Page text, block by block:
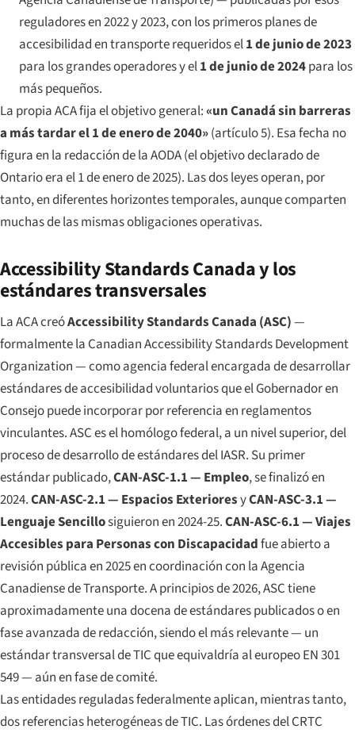
reguladores en 2022 y 2023, con los primeros planes de
accesibilidad en transporte requeridos el1 de junio de 2023
para los grandes operadores y el1 de junio de 2024para los
más pequeños.
La propia ACA fija el objetivo general:«un Canadá sin barreras
a más tardar el 1 de enero de 2040»(artículo 5). Esa fecha no
figura en la redacción de la AODA (el objetivo declarado de
Ontario era el 1 de enero de 2025). Las dos leyes operan, por
tanto, en diferentes horizontes temporales, aunque comparten
muchas de las mismas obligaciones operativas.
Accessibility Standards Canada y los
estándares transversales
La ACA creóAccessibility Standards Canada (ASC)—
formalmente la Canadian Accessibility Standards Development
Organization — como agencia federal encargada de desarrollar
estándares de accesibilidad voluntarios que el Gobernador en
Consejo puede incorporar por referencia en reglamentos
vinculantes. ASC es el homólogo federal, a un nivel superior, del
proceso de desarrollo de estándares del IASR. Su primer
estándar publicado,CAN-ASC-1.1 — Empleo, se finalizó en
2024.CAN-ASC-2.1 — Espacios ExterioresyCAN-ASC-3.1 —
Lenguaje Sencillosiguieron en 2024-25.CAN-ASC-6.1 — Viajes
Accesibles para Personas con Discapacidadfue abierto a
revisión pública en 2025 en coordinación con la Agencia
Canadiense de Transporte. A principios de 2026, ASC tiene
aproximadamente una docena de estándares publicados o en
fase avanzada de redacción, siendo el más relevante — un
estándar transversal de TIC que equivaldría al europeo EN 301
549 — aún en fase de comité.
Las entidades reguladas federalmente aplican, mientras tanto,
dos referencias heterogéneas de TIC. Las órdenes del CRTC